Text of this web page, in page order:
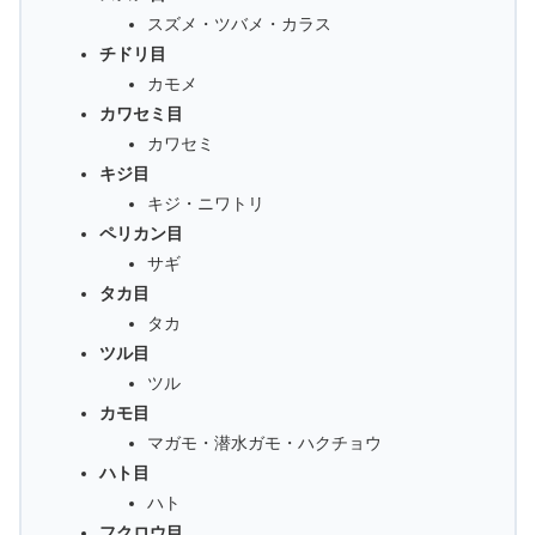
スズメ・ツバメ・カラス
チドリ目
カモメ
カワセミ目
カワセミ
キジ目
キジ・ニワトリ
ペリカン目
サギ
タカ目
タカ
ツル目
ツル
カモ目
マガモ・潜水ガモ・ハクチョウ
ハト目
ハト